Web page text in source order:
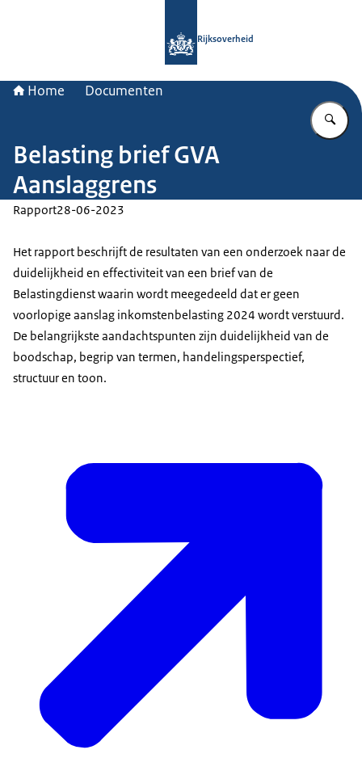
Rijksoverheid
Home Documenten
Belasting brief GVA
Aanslaggrens
Rapport28-06-2023
Het rapport beschrijft de resultaten van een onderzoek naar de
duidelijkheid en effectiviteit van een brief van de
Belastingdienst waarin wordt meegedeeld dat er geen
voorlopige aanslag inkomstenbelasting 2024 wordt verstuurd.
De belangrijkste aandachtspunten zijn duidelijkheid van de
boodschap, begrip van termen, handelingsperspectief,
structuur en toon.